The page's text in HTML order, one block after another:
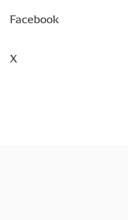
Facebook
X